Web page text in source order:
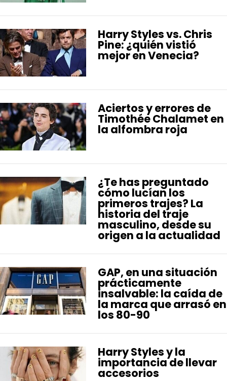
Harry Styles vs. Chris
Pine: ¿quién vistió
mejor en Venecia?
Aciertos y errores de
Timothée Chalamet en
la alfombra roja
¿Te has preguntado
cómo lucían los
primeros trajes? La
historia del traje
masculino, desde su
origen a la actualidad
GAP, en una situación
prácticamente
insalvable: la caída de
la marca que arrasó en
los 80-90
Harry Styles y la
importancia de llevar
accesorios